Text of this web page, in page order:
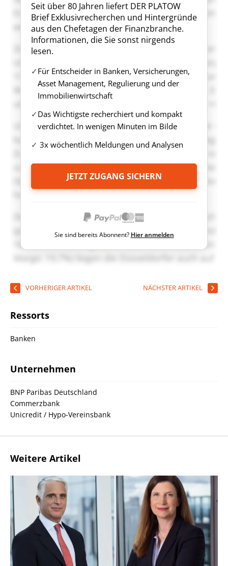
Seit über 80 Jahren liefert DER PLATOW
Brief Exklusivrecherchen und Hintergründe
aus den Chefetagen der Finanzbranche.
Informationen, die Sie sonst nirgends
lesen.
Für Entscheider in Banken, Versicherungen,
Asset Management, Regulierung und der
Immobilienwirtschaft
Das Wichtigste recherchiert und kompakt
verdichtet. In wenigen Minuten im Bilde
3x wöchentlich Meldungen und Analysen
JETZT ZUGANG SICHERN
Sie sind bereits Abonnent? Hier anmelden
VORHERIGER ARTIKEL NÄCHSTER ARTIKEL
Ressorts
Banken
Unternehmen
BNP Paribas Deutschland
Commerzbank
Unicredit / Hypo-Vereinsbank
Weitere Artikel